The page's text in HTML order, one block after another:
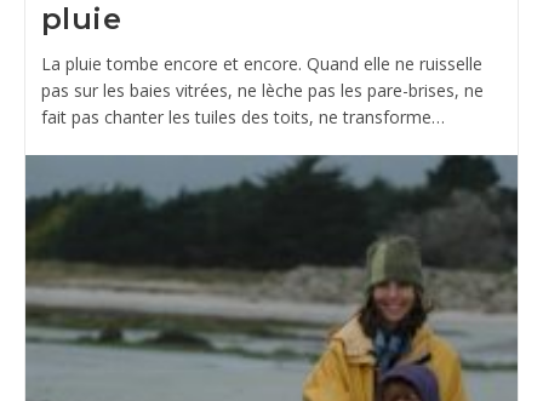
pluie
La pluie tombe encore et encore. Quand elle ne ruisselle
pas sur les baies vitrées, ne lèche pas les pare-brises, ne
fait pas chanter les tuiles des toits, ne transforme…